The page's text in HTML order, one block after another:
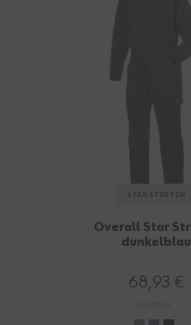
Overall Star
dunkelblau
68,93 €